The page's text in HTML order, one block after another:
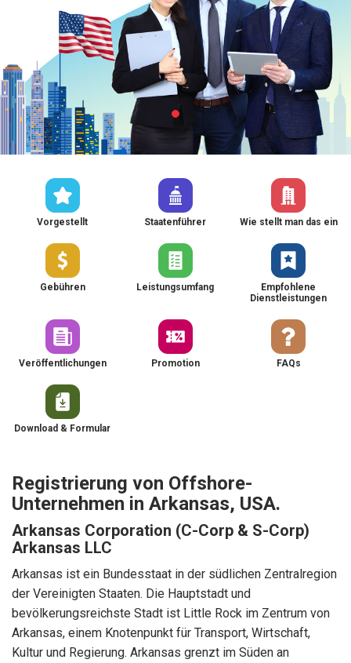
Vorgestellt Staatenführer Wie stellt man das ein
Gebühren Leistungsumfang
Empfohlene
Dienstleistungen
Veröffentlichungen Promotion FAQs
Download & Formular
Registrierung von Offshore-
Unternehmen in Arkansas, USA.
Arkansas Corporation (C-Corp & S-Corp)
Arkansas LLC
Arkansas ist ein Bundesstaat in der südlichen Zentralregion
der Vereinigten Staaten. Die Hauptstadt und
bevölkerungsreichste Stadt ist Little Rock im Zentrum von
Arkansas, einem Knotenpunkt für Transport, Wirtschaft,
Kultur und Regierung. Arkansas grenzt im Süden an